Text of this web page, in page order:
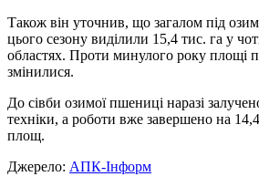
Також він уточнив, що загалом під
цього сезону виділили 15,4 тис. га у
областях. Проти минулого року площі
змінилися.
До сівби озимої пшениці наразі
техніки, а роботи вже завершено на
площ.
Джерело: АПК-Інформ